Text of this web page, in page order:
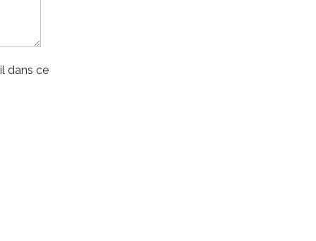
dans ce